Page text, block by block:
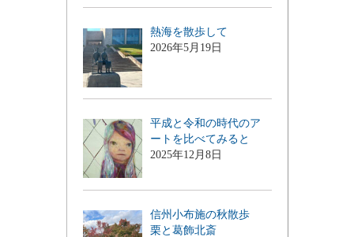
熱海を散歩して
2026年5月19日
平成と令和の時代のア
ートを比べてみると
2025年12月8日
信州小布施の秋散歩
栗と葛飾北斎